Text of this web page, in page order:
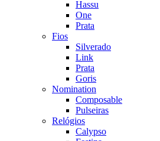
Hassu
One
Prata
Fios
Silverado
Link
Prata
Goris
Nomination
Composable
Pulseiras
Relógios
Calypso